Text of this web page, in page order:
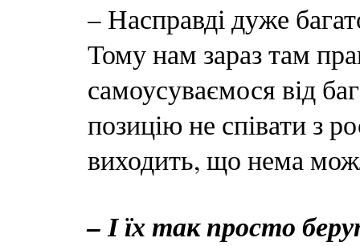
– Насправді дуже
Тому нам зараз там
самоусуваємося від
позицію не співати з
виходить, що нема
– І їх так просто